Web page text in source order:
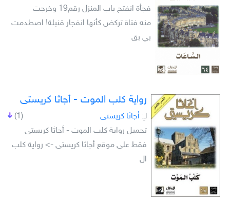
فجأة انفتح باب المنزل رقم19 وخرجت
منه فتاة تركض كأنها انفجار قنبلة! اصطدمت
بي بق
رواية كلب الموت - أجاثا كريستى
(1) لـِ: أجاثا كريستى
تحميل رواية كلب الموت - أجاثا كريستى
فقط على موقع أجاثا كريستى -> رواية كلب
ال